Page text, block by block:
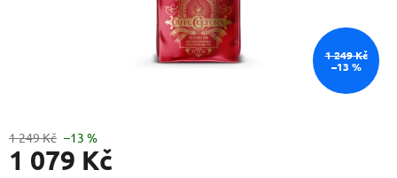
1 249 Kč
–13 %
1 249 Kč –13 %
1 079 Kč